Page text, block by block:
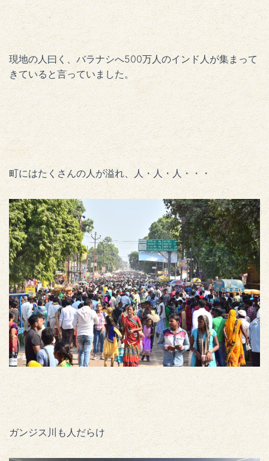
現地の人曰く、バラナシへ500万人のインド人が集まって
きていると言っていました。
町にはたくさんの人が溢れ、人・人・人・・・
ガンジス川も人だらけ